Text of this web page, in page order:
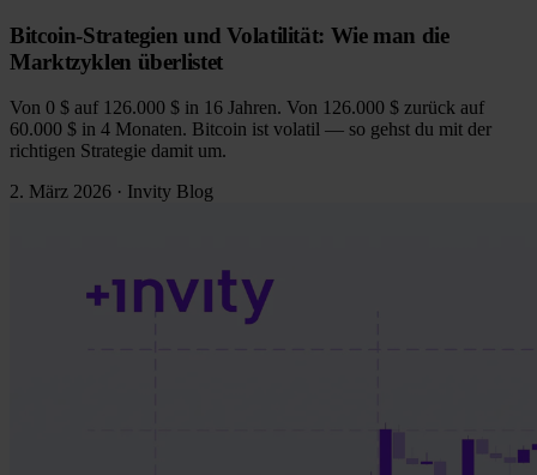
Bitcoin-Strategien und Volatilität: Wie man die
Marktzyklen überlistet
Von 0 $ auf 126.000 $ in 16 Jahren. Von 126.000 $ zurück auf
60.000 $ in 4 Monaten. Bitcoin ist volatil — so gehst du mit der
richtigen Strategie damit um.
2. März 2026 · Invity Blog